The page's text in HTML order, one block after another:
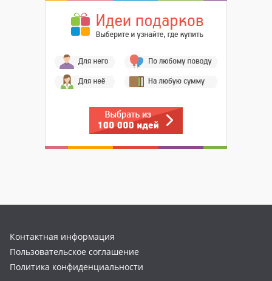
Контактная информация
Пользовательское соглашение
Политика конфиденциальности